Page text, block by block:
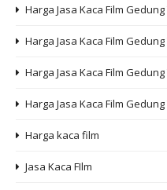
Harga Jasa Kaca Film
Harga Jasa Kaca Film
Harga Jasa Kaca Film
Harga Jasa Kaca Film
Harga kaca film
Jasa Kaca FIlm